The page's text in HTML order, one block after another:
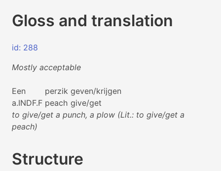
Gloss and translation
id: 288
Mostly acceptable
Een
a.INDF.F
perzik
peach
geven/krijgen
give/get
to give/get a punch, a plow (Lit.: to give/get a
peach)
Structure